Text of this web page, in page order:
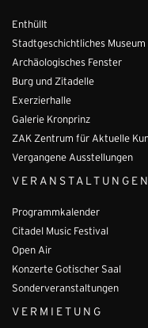
Enthüllt
Stadtgeschichtliches Museum
Archäologisches Fenster
Burg und Zitadelle
Exerzierhalle
Galerie Kronprinz
ZAK Zentrum für Aktuelle
Vergangene Ausstellungen
VERANSTALTUNGEN
Programmkalender
Citadel Music Festival
Open Air
Konzerte Gotischer Saal
Sonderveranstaltungen
VERMIETUNG